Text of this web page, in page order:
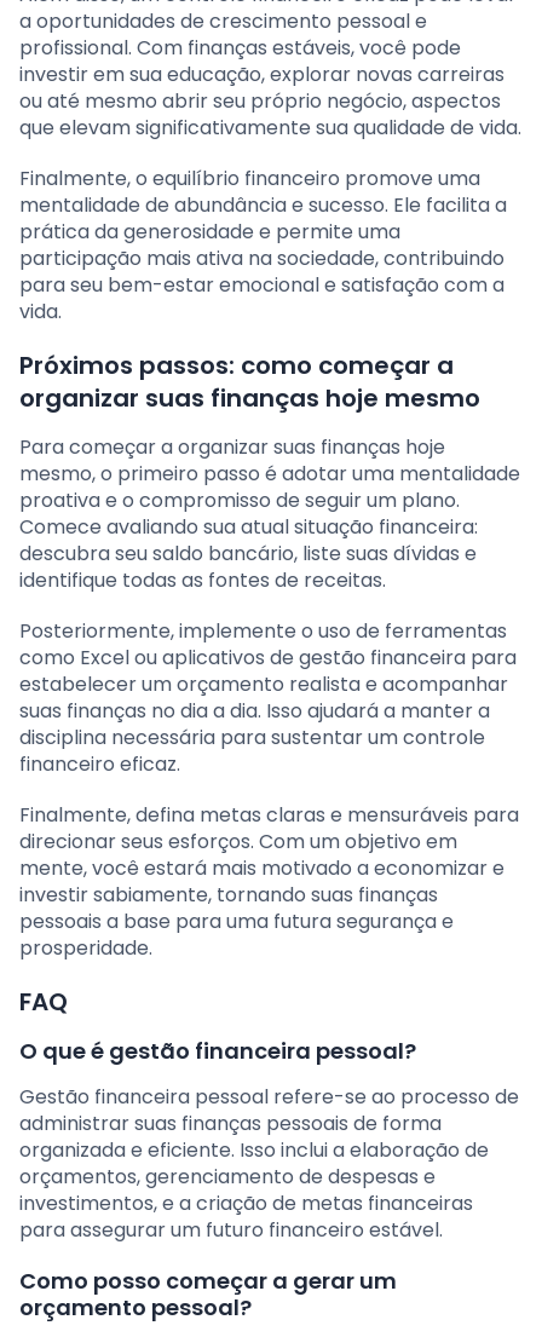
a oportunidades de crescimento pessoal e
profissional. Com finanças estáveis, você pode
investir em sua educação, explorar novas carreiras
ou até mesmo abrir seu próprio negócio, aspectos
que elevam significativamente sua qualidade de vida.
Finalmente, o equilíbrio financeiro promove uma
mentalidade de abundância e sucesso. Ele facilita a
prática da generosidade e permite uma
participação mais ativa na sociedade, contribuindo
para seu bem-estar emocional e satisfação com a
vida.
Próximos passos: como começar a
organizar suas finanças hoje mesmo
Para começar a organizar suas finanças hoje
mesmo, o primeiro passo é adotar uma mentalidade
proativa e o compromisso de seguir um plano.
Comece avaliando sua atual situação financeira:
descubra seu saldo bancário, liste suas dívidas e
identifique todas as fontes de receitas.
Posteriormente, implemente o uso de ferramentas
como Excel ou aplicativos de gestão financeira para
estabelecer um orçamento realista e acompanhar
suas finanças no dia a dia. Isso ajudará a manter a
disciplina necessária para sustentar um controle
financeiro eficaz.
Finalmente, defina metas claras e mensuráveis para
direcionar seus esforços. Com um objetivo em
mente, você estará mais motivado a economizar e
investir sabiamente, tornando suas finanças
pessoais a base para uma futura segurança e
prosperidade.
FAQ
O que é gestão financeira pessoal?
Gestão financeira pessoal refere-se ao processo de
administrar suas finanças pessoais de forma
organizada e eficiente. Isso inclui a elaboração de
orçamentos, gerenciamento de despesas e
investimentos, e a criação de metas financeiras
para assegurar um futuro financeiro estável.
Como posso começar a gerar um
orçamento pessoal?